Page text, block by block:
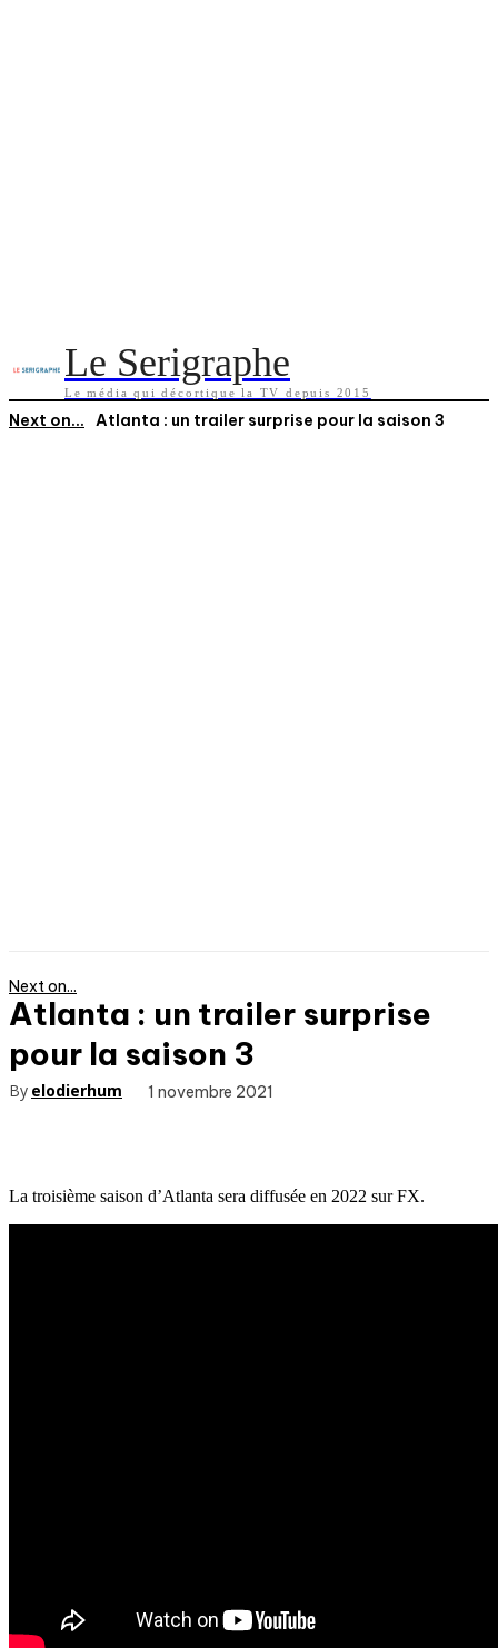
Le Serigraphe
Le média qui décortique la TV depuis 2015
Next on... Atlanta : un trailer surprise pour la saison 3
Next on...
Atlanta : un trailer surprise
pour la saison 3
By elodierhum 1 novembre 2021
La troisième saison d’Atlanta sera diffusée en 2022 sur FX.